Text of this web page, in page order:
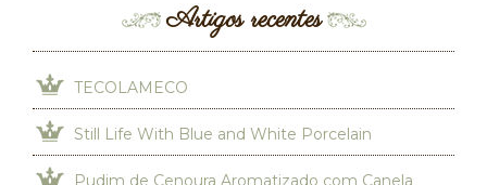
Artigos recentes
TECOLAMECO
Still Life With Blue and White Porcelain
Pudim de Cenoura Aromatizado com Canela